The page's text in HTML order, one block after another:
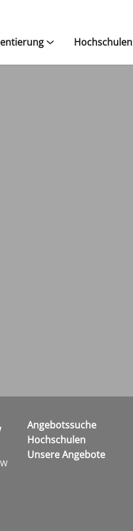
Hochschulen
Angebotssuche
Hochschulen
Unsere Angebote